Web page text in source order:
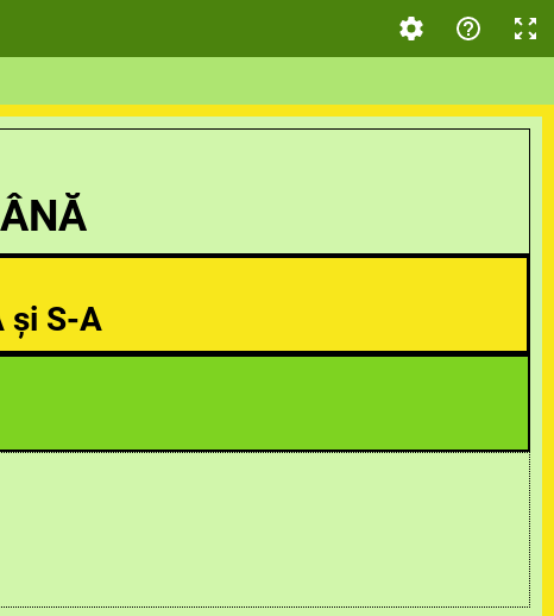
și S-A